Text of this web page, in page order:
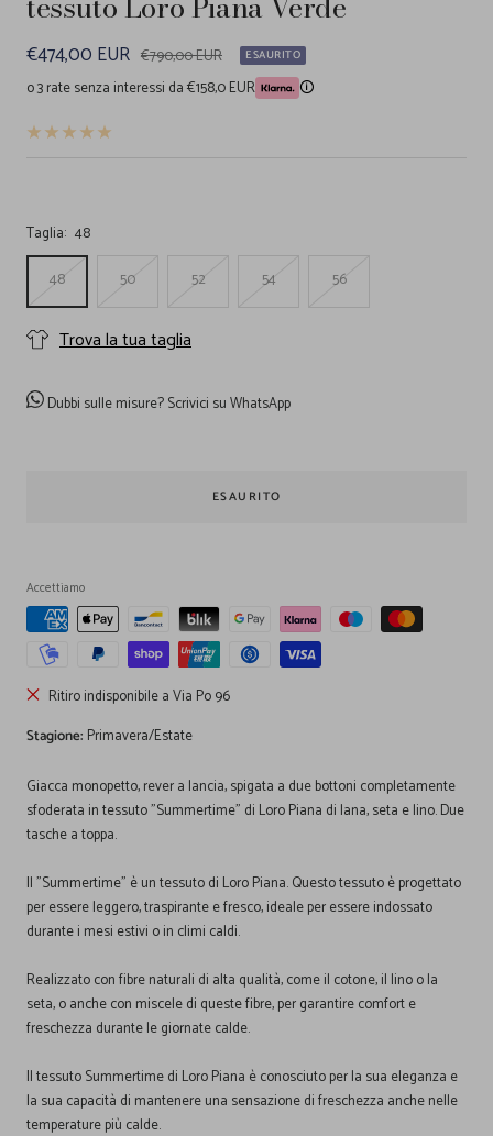
Prezzo
di
€474,00 EUR Prezzo
regolare
€790,00 EUR ESAURITO
o 3 rate senza interessi da €158,0 EUR 🛈
Taglia: 48
48
50 52 54 56
Trova la tua taglia
Dubbi sulle misure?Scrivici su WhatsApp
ESAURITO
Accettiamo
Ritiro indisponibile a Via Po 96
Stagione: Primavera/Estate
Giacca monopetto, rever a lancia, spigata a due bottoni completamente
sfoderata in tessuto "Summertime" di Loro Piana di lana, seta e lino. Due
tasche a toppa.
Il "Summertime" è un tessuto di Loro Piana. Questo tessuto è progettato
per essere leggero, traspirante e fresco, ideale per essere indossato
durante i mesi estivi o in climi caldi.
Realizzato con fibre naturali di alta qualità, come il cotone, il lino o la
seta, o anche con miscele di queste fibre, per garantire comfort e
freschezza durante le giornate calde.
Il tessuto Summertime di Loro Piana è conosciuto per la sua eleganza e
la sua capacità di mantenere una sensazione di freschezza anche nelle
temperature più calde.